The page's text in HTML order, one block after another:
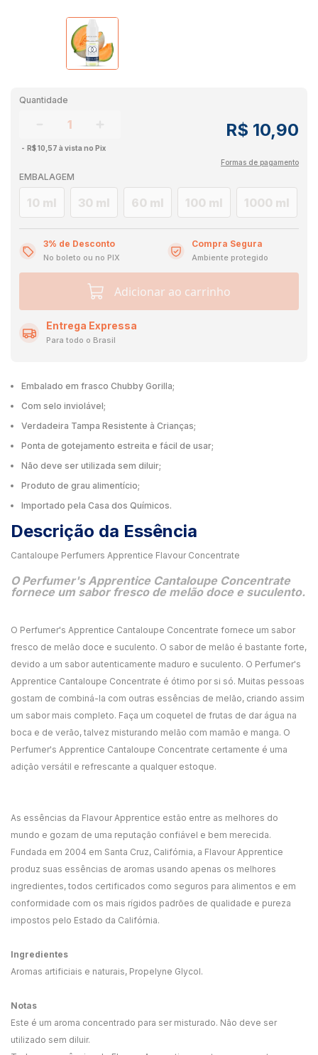
Quantidade
R$ 10,90
R$ 10,57 à vista no Pix
Formas de pagamento
EMBALAGEM
10 ml 30 ml 60 ml 100 ml 1000 ml
3% de Desconto
No boleto ou no PIX
Compra Segura
Ambiente protegido
Adicionar ao carrinho
Entrega Expressa
Para todo o Brasil
Embalado em frasco Chubby Gorilla;
Com selo inviolável;
Verdadeira Tampa Resistente à Crianças;
Ponta de gotejamento estreita e fácil de usar;
Não deve ser utilizada sem diluir;
Produto de grau alimentício;
Importado pela Casa dos Químicos.
Descrição da Essência
Cantaloupe Perfumers Apprentice Flavour Concentrate
O Perfumer's Apprentice Cantaloupe Concentrate
fornece um sabor fresco de melão doce e suculento.
O Perfumer's Apprentice Cantaloupe Concentrate fornece um sabor
fresco de melão doce e suculento. O sabor de melão é bastante forte,
devido a um sabor autenticamente maduro e suculento. O Perfumer's
Apprentice Cantaloupe Concentrate é ótimo por si só. Muitas pessoas
gostam de combiná-la com outras essências de melão, criando assim
um sabor mais completo. Faça um coquetel de frutas de dar água na
boca e de verão, talvez misturando melão com mamão e manga. O
Perfumer's Apprentice Cantaloupe Concentrate certamente é uma
adição versátil e refrescante a qualquer estoque.
As essências da Flavour Apprentice estão entre as melhores do
mundo e gozam de uma reputação confiável e bem merecida.
Fundada em 2004 em Santa Cruz, Califórnia, a Flavour Apprentice
produz suas essências de aromas usando apenas os melhores
ingredientes, todos certificados como seguros para alimentos e em
conformidade com os mais rígidos padrões de qualidade e pureza
impostos pelo Estado da Califórnia.
Ingredientes
Aromas artificiais e naturais, Propelyne Glycol.
Notas
Este é um aroma concentrado para ser misturado. Não deve ser
utilizado sem diluir.